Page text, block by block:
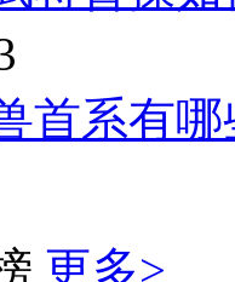
首系有
更多>